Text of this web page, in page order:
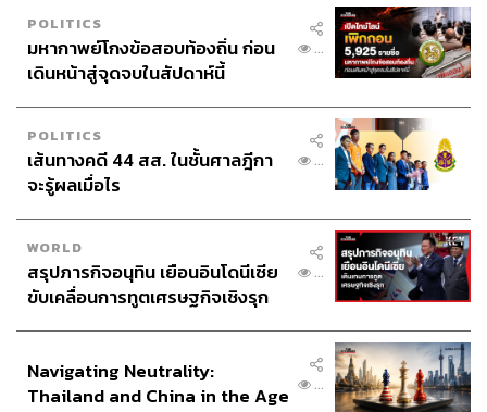
ในการใช้ Generative AI องค์กรต้องมีผู้เชี่ยวชาญที่มีความ
สามารถเฉพาะทาง ตำแหน่งงานเหล่านี้จะประกอบด้วยนัก
วิทยาศาสตร์ข้อมูล วิศวกรซอฟต์แวร์ วิศวกรข้อมูล และผู้
เชี่ยวชาญแขนงใหม่ เช่น วิศวกรชุดคำสั่ง หรือ Prompt
Engineers ที่สามารถช่วยทดสอบและยืนยันความสามารถ
ของแชตบอตได้ อีกทั้งได้รับการฝึกฝนในการถาม
Generative AI เพื่อให้ได้คำตอบที่ถูกต้อง ในปัจจุบัน การมีผู้
เชี่ยวชาญในสาขาต่างๆ ข้างต้นเป็นสิ่งสำคัญในการใช้
เทคโนโลยีนี้อย่างเต็มประสิทธิภาพในภาคธุรกิจค้าปลีกและ
สินค้าอุปโภคบริโภค
การใช้ Generative AI เป็นสิ่งใหม่ในองค์กรหลายแห่ง องค์กร
ต่างๆ จึงควรเตรียมความพร้อม ลงทุนเพิ่มเติมเพื่อดำเนิน
กลยุทธ์ที่เกี่ยวกับ Generative AI หรือหาพาร์ตเนอร์ภายนอก
ที่สามารถเป็นผู้นำทางในการใช้เทคโนโลยีนี้ให้กับองค์กรได้
POLITICS
มหากาพย์โกงข้อสอบท้องถิ่น ก่อน
เดินหน้าสู่จุดจบในสัปดาห์นี้
...
POLITICS
เส้นทางคดี 44 สส. ในชั้นศาลฎีกา
จะรู้ผลเมื่อไร
...
WORLD
สรุปภารกิจอนุทิน เยือนอินโดนีเซีย
ขับเคลื่อนการทูตเศรษฐกิจเชิงรุก
...
Navigating Neutrality:
Thailand and China in the Age
...